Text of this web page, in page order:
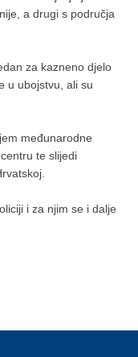
a drugi s područja
za kazneno djelo
u ubojstvu, ali su
međunarodne
te slijedi
i za njim se i dalje